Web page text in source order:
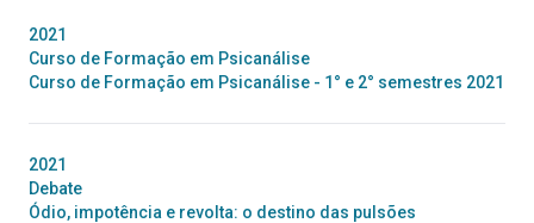
2021
Curso de Formação em Psicanálise
Curso de Formação em Psicanálise - 1° e 2° semestres 2021
2021
Debate
Ódio, impotência e revolta: o destino das pulsões